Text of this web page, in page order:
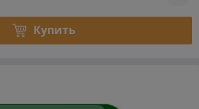
Купить